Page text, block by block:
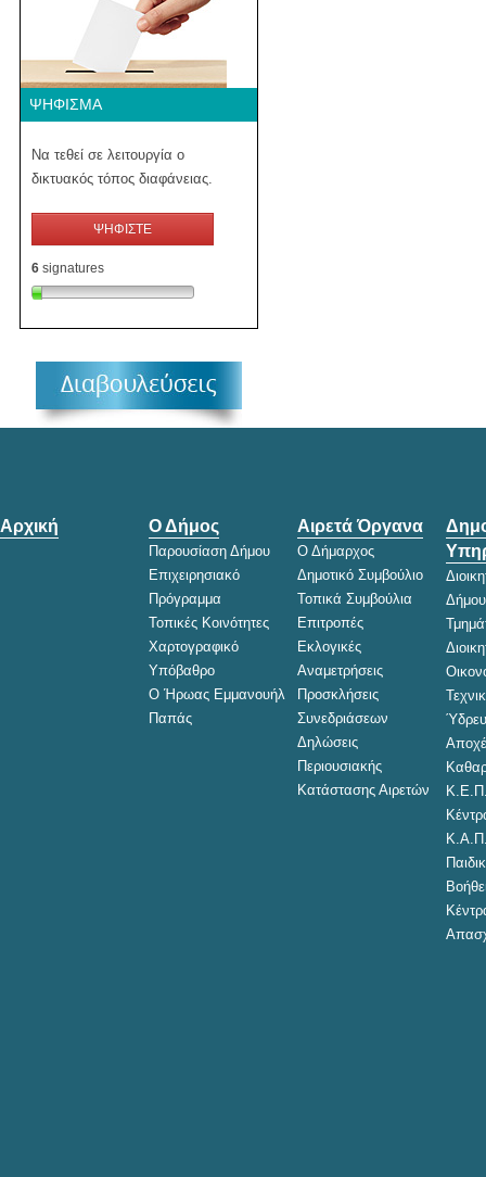
ΨΉΦΙΣΜΑ
Να τεθεί σε λειτουργία ο
δικτυακός τόπος διαφάνειας.
ΨΗΦΙΣΤΕ
6 signatures
Αρχική Ο Δήμος
Παρουσίαση Δήμου
Επιχειρησιακό
Πρόγραμμα
Τοπικές Κοινότητες
Χαρτογραφικό
Υπόβαθρο
Ο Ήρωας Εμμανουήλ
Παπάς
Αιρετά Όργανα
Ο Δήμαρχος
Δημοτικό Συμβούλιο
Τοπικά Συμβούλια
Επιτροπές
Εκλογικές
Αναμετρήσεις
Προσκλήσεις
Συνεδριάσεων
Δηλώσεις
Περιουσιακής
Κατάστασης Αιρετών
Δήμου